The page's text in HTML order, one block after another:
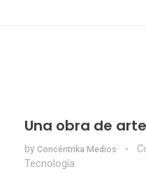
Una obra de
by Concéntrika Medios
Tecnologí­a